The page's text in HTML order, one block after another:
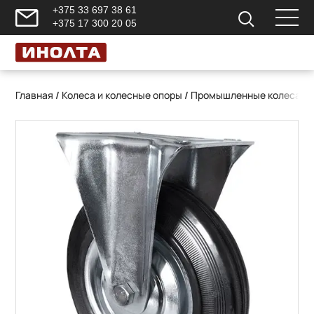
+375 33 697 38 61
+375 17 300 20 05
Главная / Колеса и колесные опоры / Промышленные колеса и